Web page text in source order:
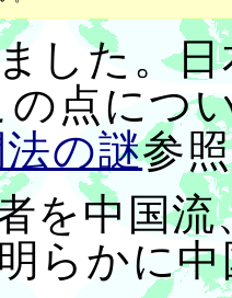
した。
点につ
の謎参
を中国
らかに